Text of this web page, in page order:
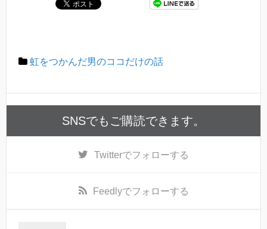
虹をつかんだ男のココだけの話
SNSでもご購読できます。
Twitterでフォローする
Feedlyでフォローする